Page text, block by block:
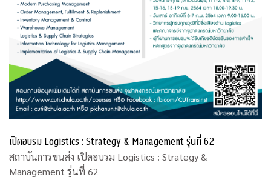
เปิดอบรม Logistics : Strategy & Management รุ่นที่ 62
สถาบันการขนส่ง เปิดอบรม Logistics : Strategy &
Management รุ่นที่ 62